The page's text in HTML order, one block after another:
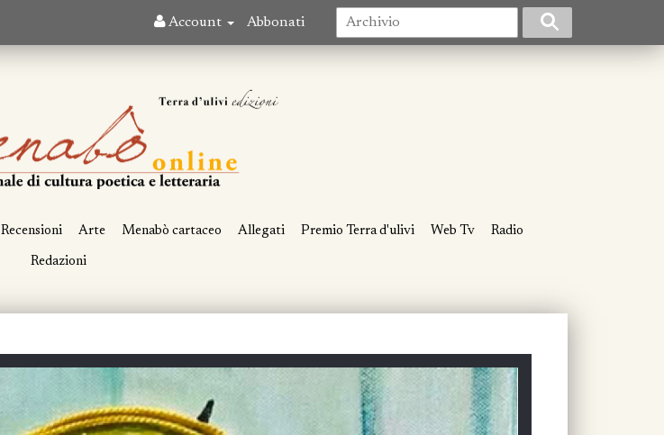
Account Abbonati
Recensioni Arte Menabò cartaceo Allegati Premio Terra d'ulivi Web Tv Radio
Redazioni